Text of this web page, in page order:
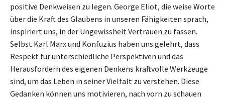
positive Denkweisen zu legen. George Eliot, die weise Worte
über die Kraft des Glaubens in unseren Fähigkeiten sprach,
inspiriert uns, in der Ungewissheit Vertrauen zu fassen.
Selbst Karl Marx und Konfuzius haben uns gelehrt, dass
Respekt für unterschiedliche Perspektiven und das
Herausfordern des eigenen Denkens kraftvolle Werkzeuge
sind, um das Leben in seiner Vielfalt zu verstehen. Diese
Gedanken können uns motivieren, nach vorn zu schauen